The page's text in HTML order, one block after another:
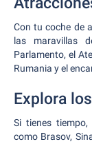
Con tu coche de
las maravillas
Parlamento, el
Rumania y el
Explora
Si tienes
como Brasov,